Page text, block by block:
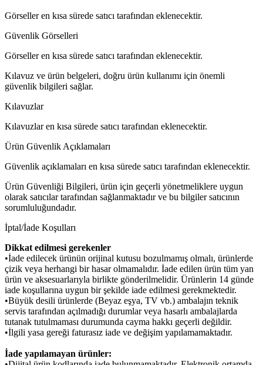
Görseller en kısa sürede satıcı tarafından eklenecektir.
Güvenlik Görselleri
Görseller en kısa sürede satıcı tarafından eklenecektir.
Kılavuz ve ürün belgeleri, doğru ürün kullanımı için önemli
güvenlik bilgileri sağlar.
Kılavuzlar
Kılavuzlar en kısa sürede satıcı tarafından eklenecektir.
Ürün Güvenlik Açıklamaları
Güvenlik açıklamaları en kısa sürede satıcı tarafından eklenecektir.
Ürün Güvenliği Bilgileri, ürün için geçerli yönetmeliklere uygun
olarak satıcılar tarafından sağlanmaktadır ve bu bilgiler satıcının
sorumluluğundadır.
İptal/İade Koşulları
Dikkat edilmesi gerekenler
•İade edilecek ürünün orijinal kutusu bozulmamış olmalı, ürünlerde
çizik veya herhangi bir hasar olmamalıdır. İade edilen ürün tüm yan
ürün ve aksesuarlarıyla birlikte gönderilmelidir. Ürünlerin 14 günde
iade koşullarına uygun bir şekilde iade edilmesi gerekmektedir.
•Büyük desili ürünlerde (Beyaz eşya, TV vb.) ambalajın teknik
servis tarafından açılmadığı durumlar veya hasarlı ambalajlarda
tutanak tutulmaması durumunda cayma hakkı geçerli değildir.
•İlgili yasa gereği faturasız iade ve değişim yapılamamaktadır.
İade yapılamayan ürünler: